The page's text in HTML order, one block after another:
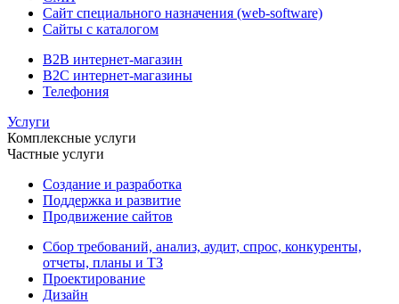
Сайт специального назначения (web-software)
Сайты с каталогом
B2B интернет-магазин
B2C интернет-магазины
Телефония
Услуги
Комплексные услуги
Частные услуги
Создание и разработка
Поддержка и развитие
Продвижение сайтов
Сбор требований, анализ, аудит, спрос, конкуренты,
отчеты, планы и ТЗ
Проектирование
Дизайн